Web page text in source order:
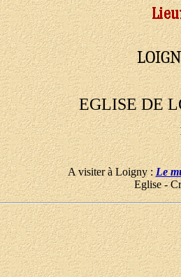
EGLISE DE
A visiter à Loigny :Le
Eglise -